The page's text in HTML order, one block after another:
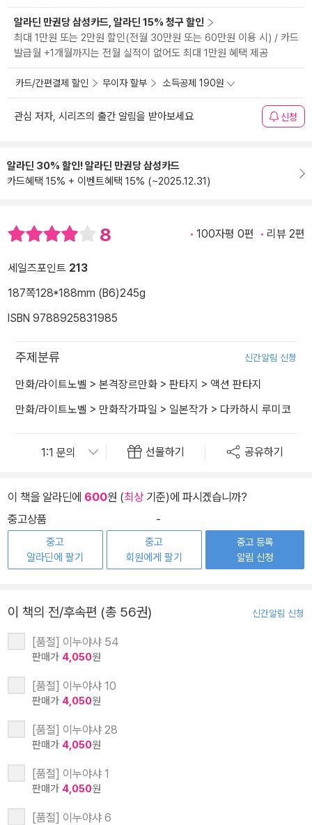
알라딘 만권당 삼성카드, 알라딘 15% 청구 할인
최대 1만원 또는 2만원 할인(전월 30만원 또는 60만원 이용 시) / 카드
발급월 +1개월까지는 전월 실적이 없어도 최대 1만원 혜택 제공
카드/간편결제 할인 무이자 할부 소득공제 190원
관심 저자, 시리즈의 출간 알림을 받아보세요 신청
알라딘 30% 할인! 알라딘 만권당 삼성카드
카드혜택 15% + 이벤트혜택 15% (~2025.12.31)
8 100자평 0편 리뷰 2편
세일즈포인트 213
187쪽128*188mm (B6)245g
ISBN 9788925831985
주제분류 신간알림 신청
만화/라이트노벨 > 본격장르만화 > 판타지 > 액션 판타지
만화/라이트노벨 > 만화작가파일 > 일본작가 > 다카하시 루미코
선물하기 공유하기
이 책을 알라딘에 600원 (최상기준)에 파시겠습니까?
중고상품
-
중고
알라딘에 팔기
중고
회원에게 팔기
중고 등록
알림 신청
이 책의 전/후속편 (총 56권) 신간알림 신청
[품절] 이누야샤 54
판매가 4,050원
[품절] 이누야샤 10
판매가 4,050원
[품절] 이누야샤 28
판매가 4,050원
[품절] 이누야샤 1
판매가 4,050원
[품절] 이누야샤 6